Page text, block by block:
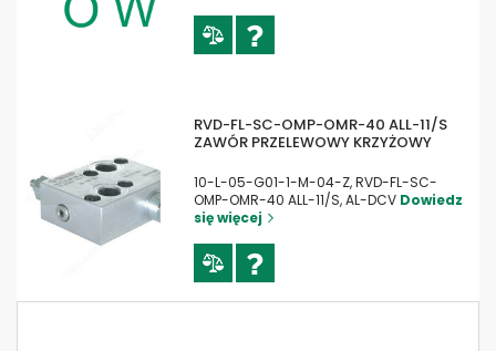
RVD-FL-SC-OMP-OMR-40 ALL-11/S
ZAWÓR PRZELEWOWY KRZYŻOWY
10-L-05-G01-1-M-04-Z, RVD-FL-SC-
OMP-OMR-40 ALL-11/S, AL-DCV Dowiedz
się więcej